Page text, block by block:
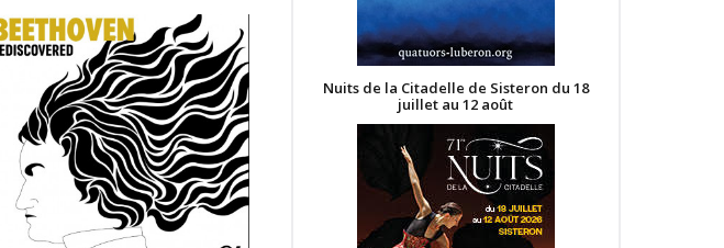
Nuits de la Citadelle de Sisteron du 18
juillet au 12 août